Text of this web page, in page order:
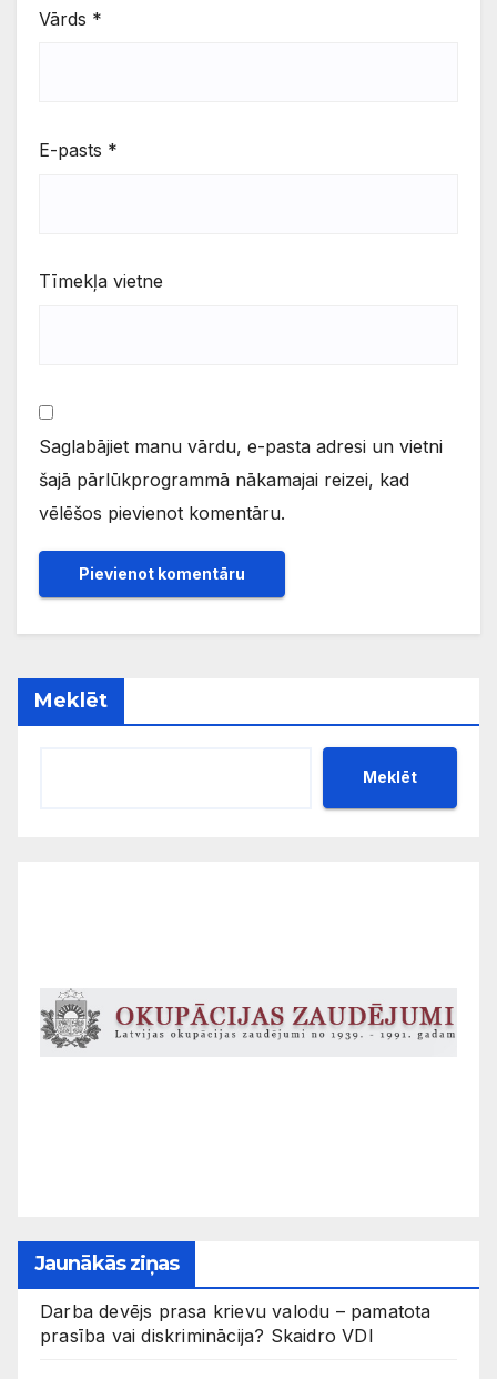
Vārds *
E-pasts *
Tīmekļa vietne
Saglabājiet manu vārdu, e-pasta adresi un vietni
šajā pārlūkprogrammā nākamajai reizei, kad
vēlēšos pievienot komentāru.
Meklēt
Meklēt
Jaunākās ziņas
Darba devējs prasa krievu valodu – pamatota
prasība vai diskriminācija? Skaidro VDI